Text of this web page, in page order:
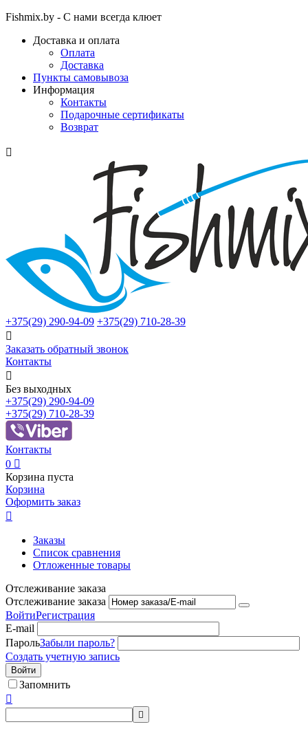
Fishmix.by - С нами всегда клюет
Доставка и оплата
Оплата
Доставка
Пункты самовывоза
Информация
Контакты
Подарочные сертификаты
Возврат

+375(29) 290-94-09 +375(29) 710-28-39

Заказать обратный звонок
Контакты

Без выходных
+375(29) 290-94-09
+375(29) 710-28-39
Контакты
0 
Корзина пуста
Корзина
Оформить заказ

Заказы
Список сравнения
Отложенные товары
Отслеживание заказа
Отслеживание заказа
ВойтиРегистрация
E-mail
ПарольЗабыли пароль?
Создать учетную запись
Войти
Запомнить

